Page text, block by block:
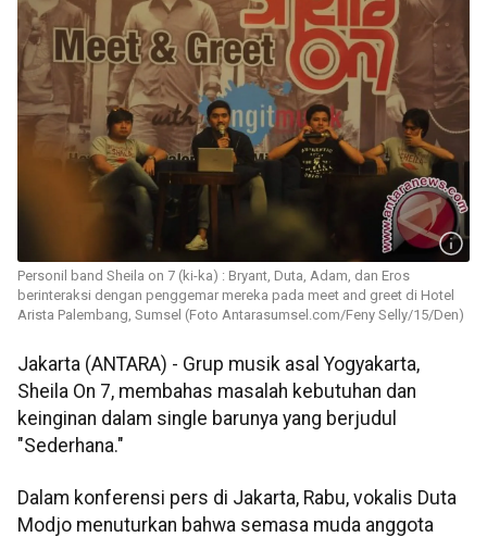
Personil band Sheila on 7 (ki-ka) : Bryant, Duta, Adam, dan Eros
berinteraksi dengan penggemar mereka pada meet and greet di Hotel
Arista Palembang, Sumsel (Foto Antarasumsel.com/Feny Selly/15/Den)
Jakarta (ANTARA) - Grup musik asal Yogyakarta,
Sheila On 7, membahas masalah kebutuhan dan
keinginan dalam single barunya yang berjudul
"Sederhana."
Dalam konferensi pers di Jakarta, Rabu, vokalis Duta
Modjo menuturkan bahwa semasa muda anggota